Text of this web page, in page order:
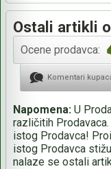
Ostali artikli
Ocene prodavca:
Komentari
Napomena: U
različitih
istog Prodavca!
istog Prodavca
nalaze se ostali